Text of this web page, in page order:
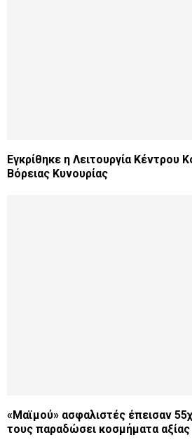
Εγκρίθηκε η Λειτουργία Κέντρου
Βόρειας Κυνουρίας
«Μαϊμού» ασφαλιστές έπεισαν
τους παραδώσει κοσμήματα